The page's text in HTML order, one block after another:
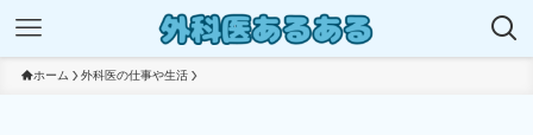
ホーム 外科医の仕事や生活